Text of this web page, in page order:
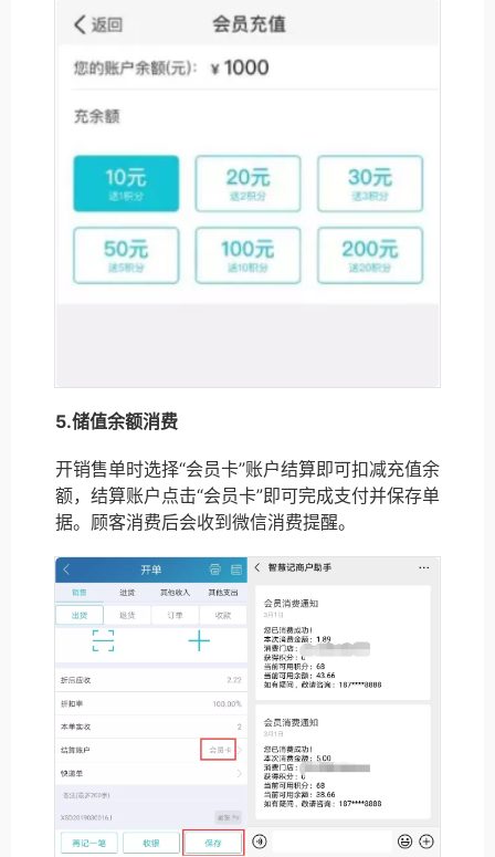
5.储值余额消费
开销售单时选择“会员卡”账户结算即可扣减充值余
额，结算账户点击“会员卡”即可完成支付并保存单
据。顾客消费后会收到微信消费提醒。